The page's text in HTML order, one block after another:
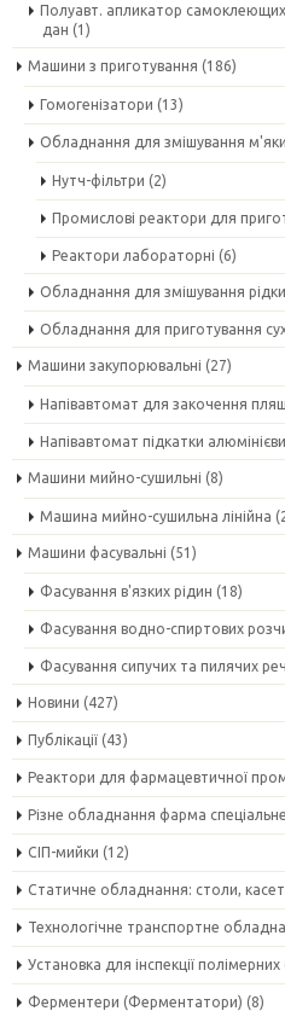
Полуавт. апликатор
дан (1)
Машини з приготування (186)
Гомогенізатори (13)
Обладнання для змішування
Нутч-фільтри (2)
Промислові реактори для
Реактори лабораторні (6)
Обладнання для змішування
Обладнання для приготування
Машини закупорювальні (27)
Напівавтомат для закочення
Напівавтомат підкатки
Машини мийно-сушильні (8)
Машина мийно-сушильна лінійна
Машини фасувальні (51)
Фасування в'язких рідин (18)
Фасування водно-спиртових
Фасування сипучих та пилячих
Новини (427)
Публікації (43)
Реактори для фармацевтичної
Різне обладнання фарма спеціальне
СІП-мийки (12)
Статичне обладнання: столи,
Технологічне транспортне
Установка для інспекції
Ферментери (Ферментатори) (8)